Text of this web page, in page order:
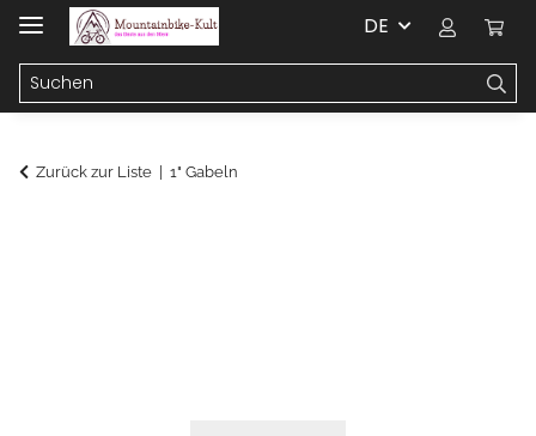
DE
Zurück zur Liste 1" Gabeln